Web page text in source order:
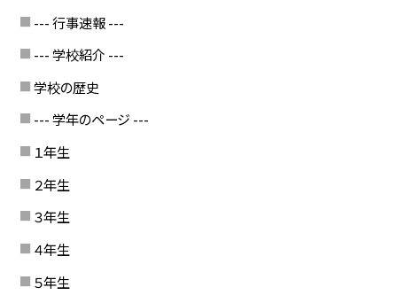
--- 行事速報 ---
--- 学校紹介 ---
学校の歴史
--- 学年のページ ---
１年生
２年生
３年生
４年生
５年生